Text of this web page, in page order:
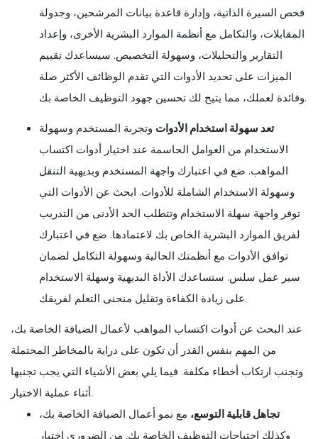
فحص السيرة الذاتية، وإدارة قاعدة بيانات المرشحين، وجدولة
المقابلات، والتكامل مع أنظمة الموارد البشرية الأخرى، وإعداد
التقارير والتحليلات، وسهولة التخصيص. سيساعدك تقييم
الميزات على تحديد الأدوات التي تقدم الوظائف الأكثر صلة
وفائدة لعملك، مما يتيح لك تحسين جهود التوظيف الخاصة بك.
تعد سهولة استخدام الأدوات وتجربة المستخدم وسهولة
الاستخدام من العوامل الحاسمة عند اختيار أدوات اكتساب
المواهب. ضع في اعتبارك واجهة المستخدم وبديهية التنقل
وسهولة الاستخدام الشاملة للأدوات. ابحث عن الأدوات التي
توفر واجهة سهلة الاستخدام وتتطلب الحد الأدنى من التدريب
لفريق الموارد البشرية الخاص بك لاعتمادها. ضع في اعتبارك
توافق الأدوات مع أنظمتك الحالية وسهولة التكامل لضمان
سير عمل سلس. ستساعدك الأداة البديهية وسهلة الاستخدام
على زيادة الكفاءة وتقليل منحنى التعلم لفريقك.
عند البحث عن أدوات اكتساب المواهب لأعمال الضيافة الخاصة بك،
من المهم بنفس القدر أن تكون على دراية بالمخاطر المحتملة
وتجنب ارتكاب أخطاء مكلفة. فيما يلي بعض الأشياء التي يجب تجنبها
أثناء عملية الاختيار.
تجاهل قابلية التوسع، مع نمو أعمال الضيافة الخاصة بك،
وكذلك احتياجات التوظيف الخاصة بك. من الضروري اختيار